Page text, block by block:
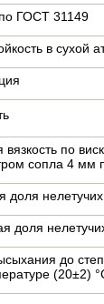
ГОСТ 31149
в сухой
вязкость по
сопла 4 мм
доля
доля
до
(20±2)